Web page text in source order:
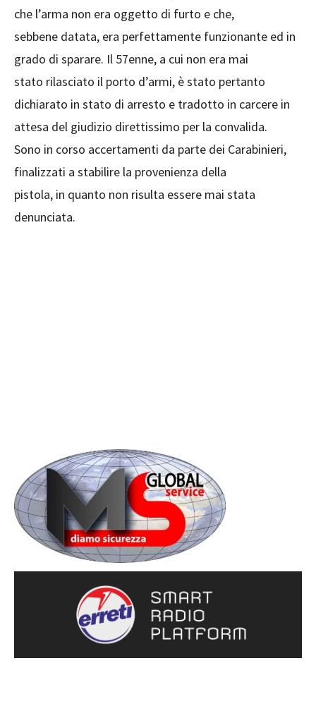
che l’arma non era oggetto di furto e che,
sebbene datata, era perfettamente funzionante ed in
grado di sparare. Il 57enne, a cui non era mai
stato rilasciato il porto d’armi, è stato pertanto
dichiarato in stato di arresto e tradotto in carcere in
attesa del giudizio direttissimo per la convalida.
Sono in corso accertamenti da parte dei Carabinieri,
finalizzati a stabilire la provenienza della
pistola, in quanto non risulta essere mai stata
denunciata.